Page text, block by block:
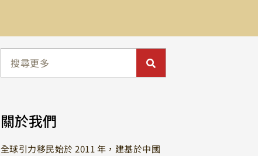
關於我們
全球引力移民始於 2011 年，建基於中國